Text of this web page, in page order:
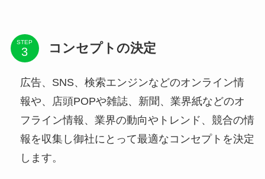
STEP コンセプトの決定
広告、SNS、検索エンジンなどのオンライン情
報や、店頭POPや雑誌、新聞、業界紙などのオ
フライン情報、業界の動向やトレンド、競合の情
報を収集し御社にとって最適なコンセプトを決定
します。